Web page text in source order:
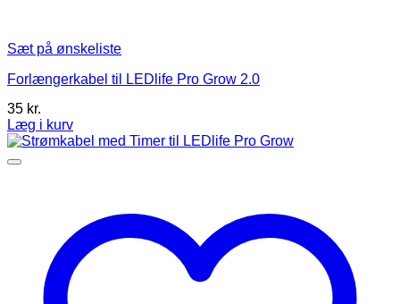
Sæt på ønskeliste
Forlængerkabel til LEDlife Pro Grow 2.0
35 kr.
Læg i kurv